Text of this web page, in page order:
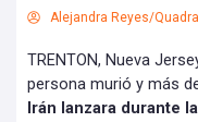
Alejandra Reyes/
TRENTON, Nueva
persona murió y más
Irán lanzara durante